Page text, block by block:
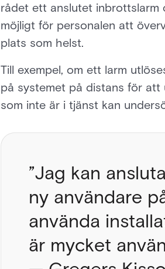
rådet ett anslutet inbrottslarm
möjligt för personalen att
plats som helst.
Till exempel, om ett larm
på systemet på distans för att
som inte är i tjänst kan
”Jag kan
ny användare
använda
är mycket